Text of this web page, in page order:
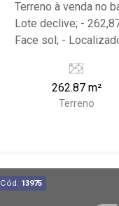
Terreno à venda no
Lote declive; -
Face sol; -
e José Fregonezi,
LUFE e diversos
prédios e casas.
262.87 m²
Terreno
Cód. 13975